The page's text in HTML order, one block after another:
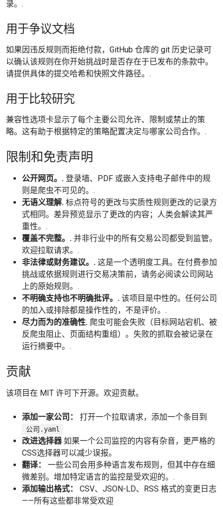
录。.
用于争议文档
如果因违反规则而拒绝付款，GitHub 仓库的 git 历史记录可
以确认该规则在你开始挑战时是否存在于已发布的条款中。
请提供具体的提交哈希和快照文件路径。.
用于比较研究
兼容性选项卡显示了每个主要公司允许、限制或禁止的策
略。这有助于根据特定的策略配置决定与哪家公司合作。.
限制和免责声明
公开网页。. 登录墙、PDF 或嵌入支持电子邮件中的规
则是爬虫不可见的。.
无语义理解. 标点符号的更改与实质性规则更改的记录方
式相同。差异预览显示了更改的内容；人类会解读其严
重性。.
覆盖不完整。. 并非行业中的所有交易公司都受到监管。
欢迎拉取请求。.
非法律或财务建议。. 这是一个透明度工具。在付费参加
挑战或依据规则进行交易决策前，请务必阅读公司网站
上的原始规则。.
不明确支持也不明确批评。. 该项目是中性的。任何公司
的加入或排除都是操作性的，不是评价。.
尽力而为的准确性. 爬虫可能会失败（目标网站宕机、被
反爬虫阻止、页面结构重组）。失败的抓取会被记录在
运行摘要中。.
贡献
该项目在 MIT 许可下开源。欢迎贡献。
添加一家公司： 打开一个拉取请求，添加一个条目到
公司.yaml
改进选择器如果一个公司监控的内容有杂音，更严格的
CSS选择器可以减少误报。
翻译：
一些公司会用多种语言发布规则，但其中存在细
微差别。增加特定语言的监控是受欢迎的。.
添加输出格式：
CSV、JSON-LD、RSS 格式的变更日志
——所有这些都非常受欢迎